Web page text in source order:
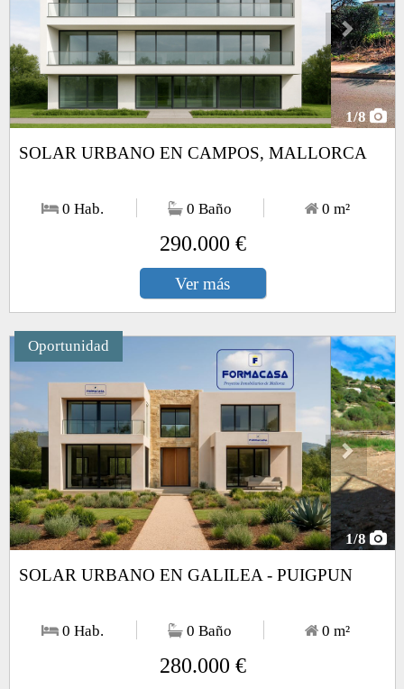
1/8
SOLAR URBANO EN CAMPOS, MALLORCA
0 Hab. 0 Baño 0m²
290.000 €
Ver más
Oportunidad Next
1/8
SOLAR URBANO EN GALILEA - PUIGPUN
0 Hab. 0 Baño 0m²
280.000 €